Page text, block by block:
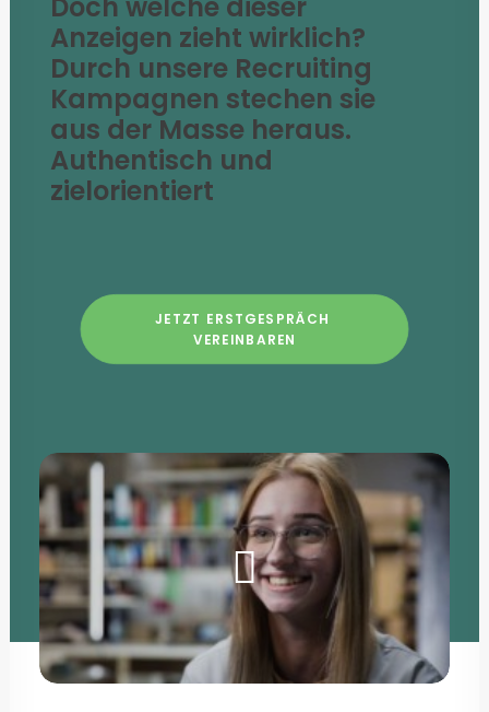
Anzeigen zieht wirklich?
Durch unsere Recruiting
Kampagnen stechen sie
aus der Masse heraus.
Authentisch und
zielorientiert
JETZT ERSTGESPRÄCH
VEREINBAREN